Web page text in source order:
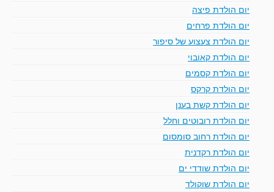
יום הולדת פיצה
יום הולדת פרחים
יום הולדת צעצוע של סיפור
יום הולדת קאובוי
יום הולדת קסמים
יום הולדת קרקס
יום הולדת קשת בענן
יום הולדת רובוטים וחלל
יום הולדת רחוב סומסום
יום הולדת רקדנית
יום הולדת שודדי ים
יום הולדת שוקולד